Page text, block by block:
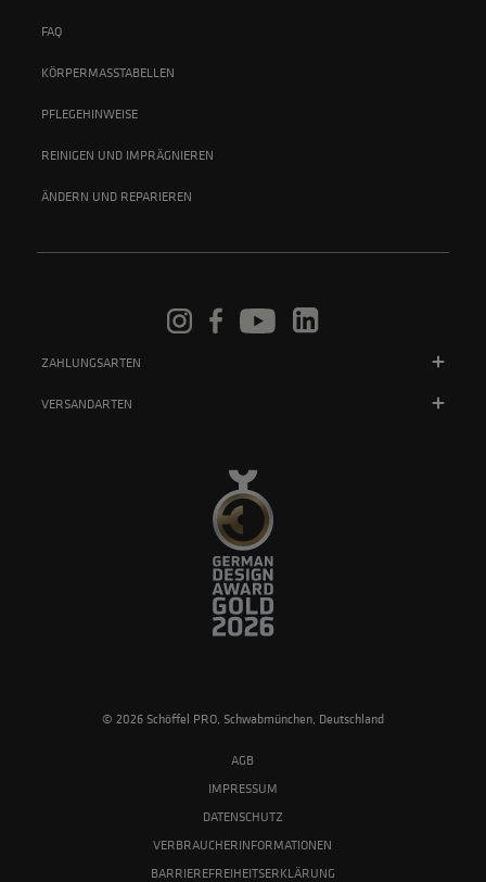
FAQ
KÖRPERMASSTABELLEN
PFLEGEHINWEISE
REINIGEN UND IMPRÄGNIEREN
ÄNDERN UND REPARIEREN
ZAHLUNGSARTEN
VERSANDARTEN
© 2026 Schöffel PRO, Schwabmünchen, Deutschland
AGB
IMPRESSUM
DATENSCHUTZ
VERBRAUCHERINFORMATIONEN
BARRIEREFREIHEITSERKLÄRUNG